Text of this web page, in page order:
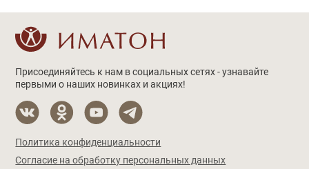
Присоединяйтесь к нам в социальных сетях - узнавайте
первыми о наших новинках и акциях!
Политика конфиденциальности
Согласие на обработку персональных данных